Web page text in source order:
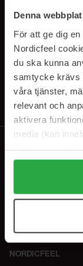
Denna
För att ge dig
Nordicfeel
du ska kunna
samtycke krävs
våra tjänster,
relevant och
aktivera
media (kan
Genom att
alla cookies,
användningen
samt vår
Sähköposti
Tilaamalla hyväksyt
NORDICFEEL